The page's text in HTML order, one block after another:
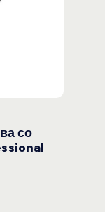
со